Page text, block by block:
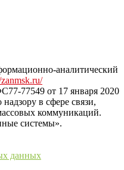
области на сайте
аналитический
77549 от 17 января 2020
в сфере связи,
коммуникаций.
системы».
данных